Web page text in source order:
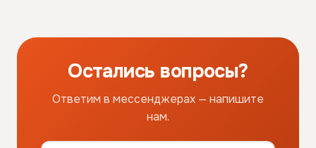
Остались вопросы?
Ответим в мессенджерах — напишите
нам.